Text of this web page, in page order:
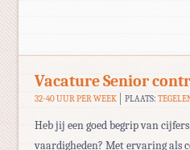
Vacature Senior
32-40 UUR PER WEEK PLAATS:
Heb jij een goed begrip van
vaardigheden? Met ervaring als